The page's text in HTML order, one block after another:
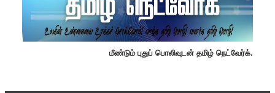
மீண்டும் புதுப் பொலிவுடன் தமிழ் நெட்வேர்க்.